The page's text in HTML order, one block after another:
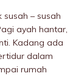
– susah
ayah hantar,
Kadang ada
dalam
rumah